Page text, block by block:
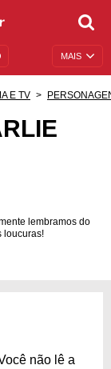
MAIS
E TV
lembramos do
loucuras!
não lê a